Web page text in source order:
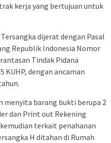
kerja yang bertujuan untuk
dijerat dengan Pasal
Republik Indonesia Nomor
Tindak Pidana
KUHP, dengan ancaman
menyita barang bukti berupa 2
dan Print out Rekening
terkait penahanan
H ditahan di Rumah